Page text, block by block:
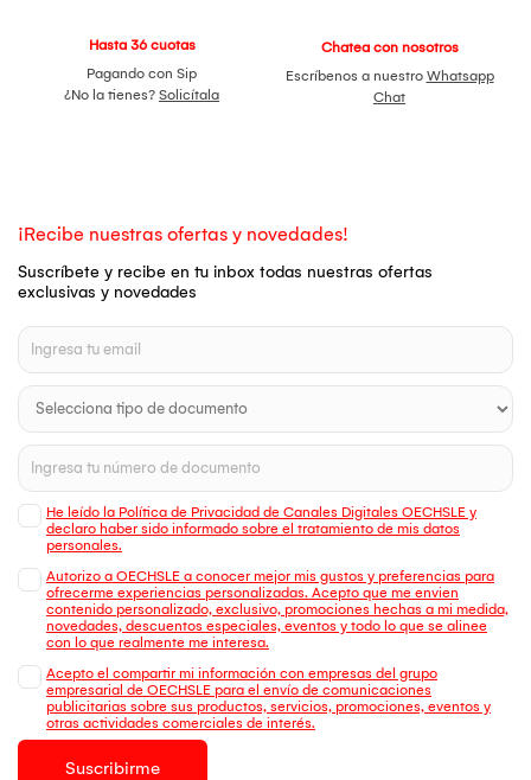
Hasta 36 cuotas
Pagando con Sip
¿No la tienes? Solicítala
Chatea con nosotros
Escríbenos a nuestro Whatsapp
Chat
¡Recibe nuestras ofertas y novedades!
Suscríbete y recibe en tu inbox todas nuestras ofertas
exclusivas y novedades
He leído la Política de Privacidad de Canales Digitales OECHSLE y
declaro haber sido informado sobre el tratamiento de mis datos
personales.
Autorizo a OECHSLE a conocer mejor mis gustos y preferencias para
ofrecerme experiencias personalizadas. Acepto que me envien
contenido personalizado, exclusivo, promociones hechas a mi medida,
novedades, descuentos especiales, eventos y todo lo que se alinee
con lo que realmente me interesa.
Acepto el compartir mi información con empresas del grupo
empresarial de OECHSLE para el envío de comunicaciones
publicitarias sobre sus productos, servicios, promociones, eventos y
otras actividades comerciales de interés.
Suscribirme